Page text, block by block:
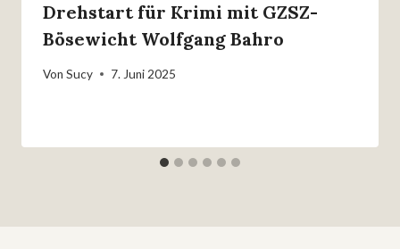
Drehstart für Krimi mit GZSZ-
Bösewicht Wolfgang Bahro
Von Sucy 7. Juni 2025